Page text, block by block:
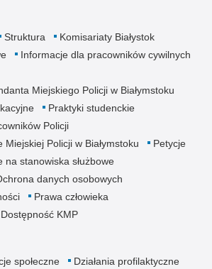
Struktura
Komisariaty Białystok
Informacje dla pracowników cywilnych
Miejskiego Policji w Białymstoku
Praktyki studenckie
Policji
Policji w Białymstoku
Petycje
stanowiska służbowe
danych osobowych
Prawa człowieka
Dostępność KMP
społeczne
Działania profilaktyczne